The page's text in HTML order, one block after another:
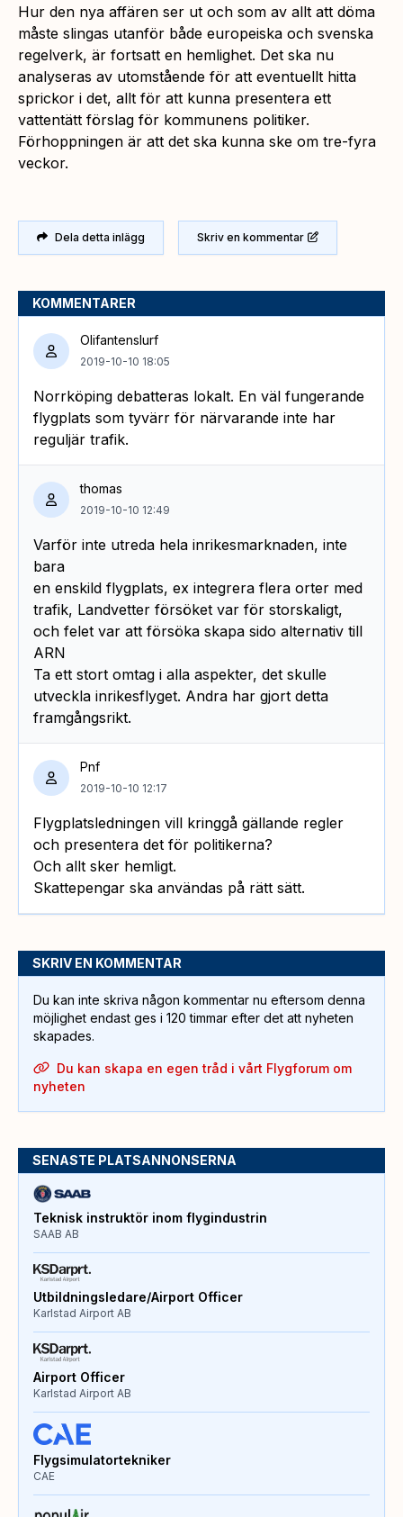
Hur den nya affären ser ut och som av allt att döma
måste slingas utanför både europeiska och svenska
regelverk, är fortsatt en hemlighet. Det ska nu
analyseras av utomstående för att eventuellt hitta
sprickor i det, allt för att kunna presentera ett
vattentätt förslag för kommunens politiker.
Förhoppningen är att det ska kunna ske om tre-fyra
veckor.
Dela detta inlägg Skriv en kommentar
KOMMENTARER
Olifantenslurf
2019-10-10 18:05
Norrköping debatteras lokalt. En väl fungerande
flygplats som tyvärr för närvarande inte har
reguljär trafik.
thomas
2019-10-10 12:49
Varför inte utreda hela inrikesmarknaden, inte
bara
en enskild flygplats, ex integrera flera orter med
trafik, Landvetter försöket var för storskaligt,
och felet var att försöka skapa sido alternativ till
ARN
Ta ett stort omtag i alla aspekter, det skulle
utveckla inrikesflyget. Andra har gjort detta
framgångsrikt.
Pnf
2019-10-10 12:17
Flygplatsledningen vill kringgå gällande regler
och presentera det för politikerna?
Och allt sker hemligt.
Skattepengar ska användas på rätt sätt.
SKRIV EN KOMMENTAR
Du kan inte skriva någon kommentar nu eftersom denna
möjlighet endast ges i 120 timmar efter det att nyheten
skapades.
Du kan skapa en egen tråd i vårt Flygforum om
nyheten
SENASTE PLATSANNONSERNA
Teknisk instruktör inom flygindustrin
SAAB AB
Utbildningsledare/Airport Officer
Karlstad Airport AB
Airport Officer
Karlstad Airport AB
Flygsimulatortekniker
CAE